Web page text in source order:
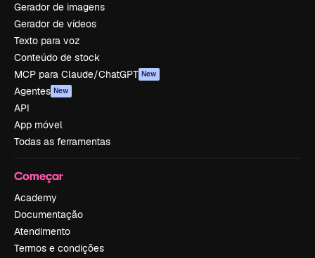
Gerador de imagens
Gerador de vídeos
Texto para voz
Conteúdo de stock
MCP para Claude/ChatGPT New
Agentes New
API
App móvel
Todas as ferramentas
Começar
Academy
Documentação
Atendimento
Termos e condições